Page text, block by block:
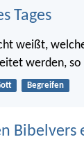
Tages
weißt,
werden, so
Begreifen
Bibelvers